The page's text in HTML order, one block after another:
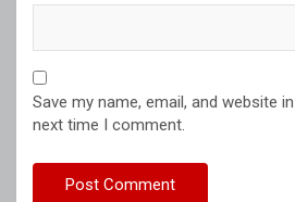
Save my name, email, and website
next time I comment.